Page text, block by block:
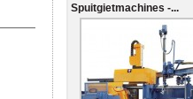
Spuitgietmachines -...